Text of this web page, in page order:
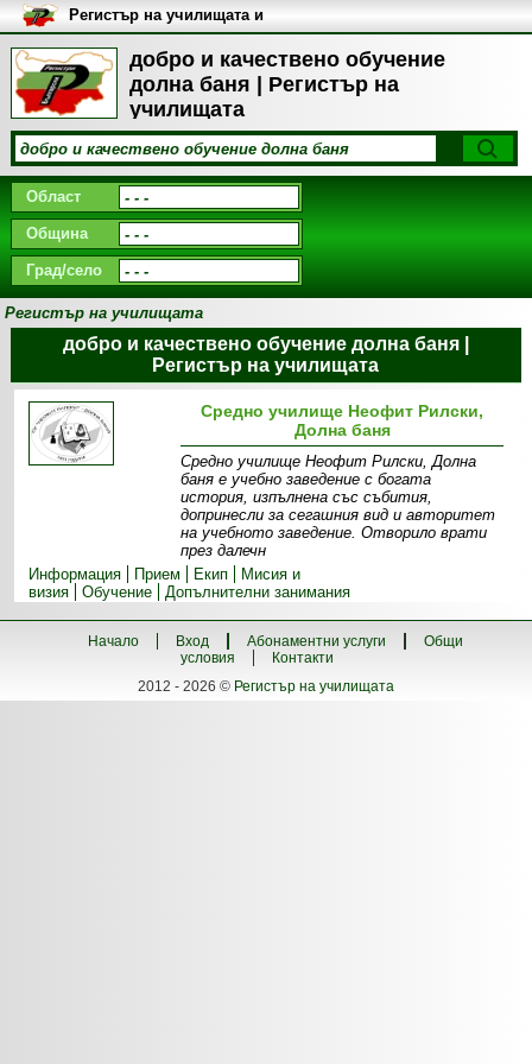
добро и качествено обучение
долна баня | Регистър на
училищата
Регистър на училищата и
университетите в България
Област
Община
Град/село
Регистър на училищата
добро и качествено обучение долна баня |
Регистър на училищата
Средно училище Неофит Рилски,
Долна баня
Средно училище Неофит Рилски, Долна
баня е учебно заведение с богата
история, изпълнена със събития,
допринесли за сегашния вид и авторитет
на учебното заведение. Отворило врати
през далечн
Информация
Прием Екип
Мисия и
визия
Обучение Допълнителни занимания
Начало Вход Абонаментни услуги
Общи
условия
Контакти
2012 - 2026 © Регистър на училищата